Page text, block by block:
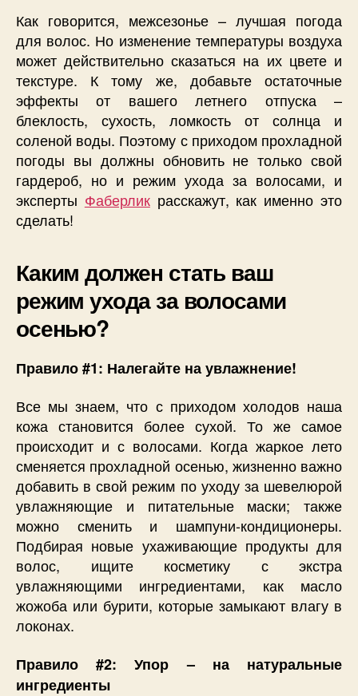
Как говорится, межсезонье – лучшая погода
для волос. Но изменение температуры воздуха
может действительно сказаться на их цвете и
текстуре. К тому же, добавьте остаточные
эффекты от вашего летнего отпуска –
блеклость, сухость, ломкость от солнца и
соленой воды. Поэтому с приходом прохладной
погоды вы должны обновить не только свой
гардероб, но и режим ухода за волосами, и
эксперты Фаберликрасскажут, как именно это
сделать!
Каким должен стать ваш
режим ухода за волосами
осенью?
Правило #1: Налегайте на увлажнение!
Все мы знаем, что с приходом холодов наша
кожа становится более сухой. То же самое
происходит и с волосами. Когда жаркое лето
сменяется прохладной осенью, жизненно важно
добавить в свой режим по уходу за шевелюрой
увлажняющие и питательные маски; также
можно сменить и шампуни-кондиционеры.
Подбирая новые ухаживающие продукты для
волос, ищите косметику с экстра
увлажняющими ингредиентами, как масло
жожоба или бурити, которые замыкают влагу в
локонах.
Правило #2: Упор – на натуральные
ингредиенты